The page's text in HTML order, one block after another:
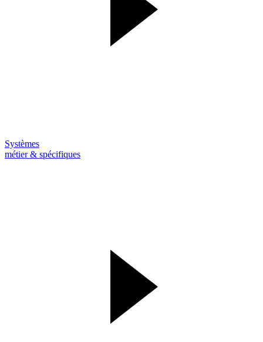
Systèmes
métier & spécifiques